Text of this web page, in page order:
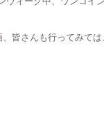
皆さんも行ってみては